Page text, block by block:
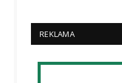
REKLAMA